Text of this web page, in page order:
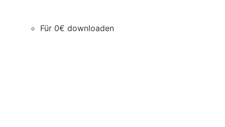
Für 0€ downloaden